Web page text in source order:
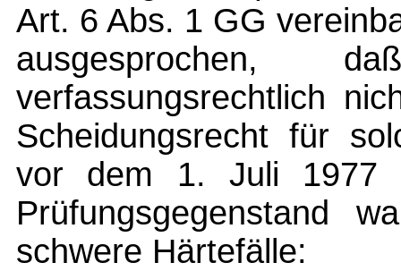
Art. 6 Abs. 1 GG
ausgesprochen,
verfassungsrechtlich
Scheidungsrecht für
vor dem 1. Juli 1977
Prüfungsgegenstand
schwere Härtefälle: